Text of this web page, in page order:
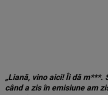
„Liană, vino aici! Îi dă m***.
când a zis în emisiune am